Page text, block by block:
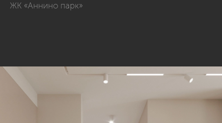
ЖК «Аннино парк»